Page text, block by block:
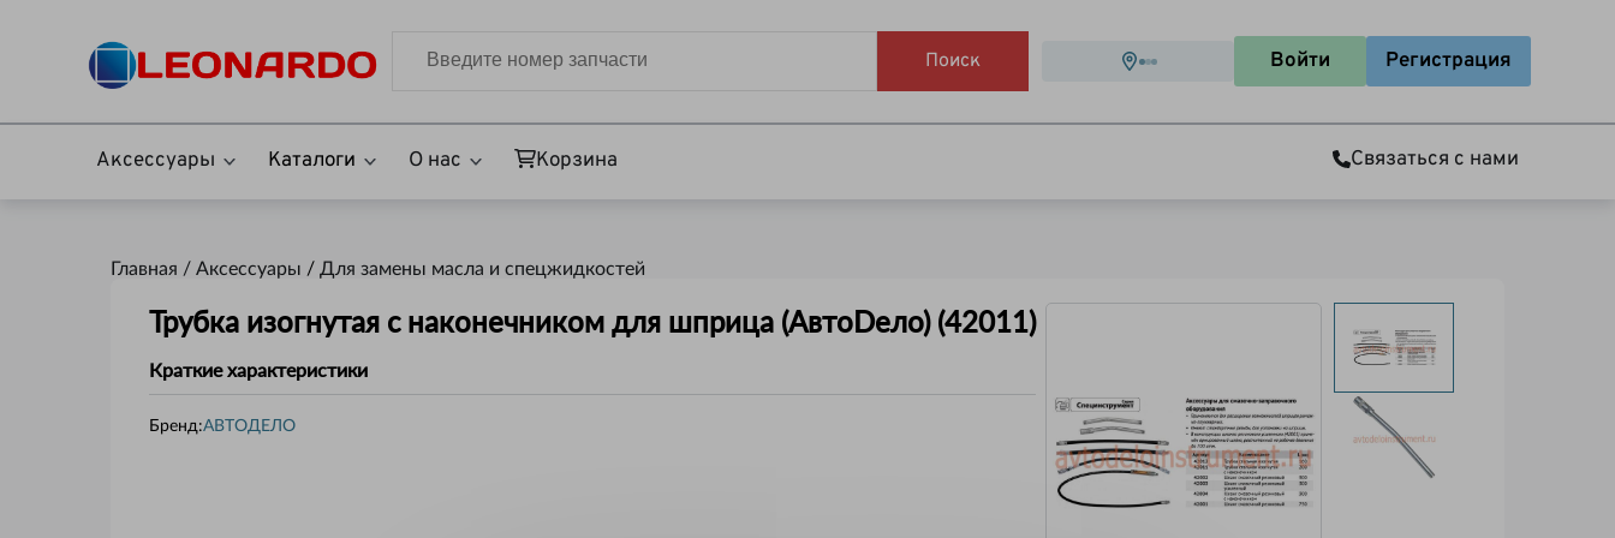
Поиск Войти Регистрация
Аксессуары Каталоги О нас Корзина Связаться с нами
Главная / Аксессуары / Для замены масла и спецжидкостей
Трубка изогнутая с наконечником для шприца (АвтоDело) (42011)
Краткие характеристики
Бренд:АВТОДЕЛО